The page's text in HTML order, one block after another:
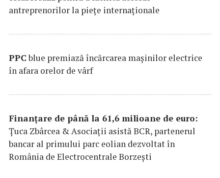
antreprenorilor la pieţe internaţionale
PPCblue premiază încărcarea maşinilor electrice
în afara orelor de vârf
Finanțare de până la 61,6 milioane de euro:
Țuca Zbârcea & Asociații asistă BCR, partenerul
bancar al primului parc eolian dezvoltat în
România de Electrocentrale Borzești